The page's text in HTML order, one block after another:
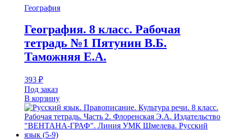
География
География. 8 класс. Рабочая
тетрадь №1 Пятунин В.Б.
Таможняя Е.А.
393 ₽
Под заказ
В корзину